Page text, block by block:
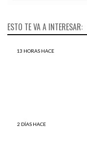
ESTO TE VA A INTERESAR:
13 HORAS HACE
2 DÍAS HACE